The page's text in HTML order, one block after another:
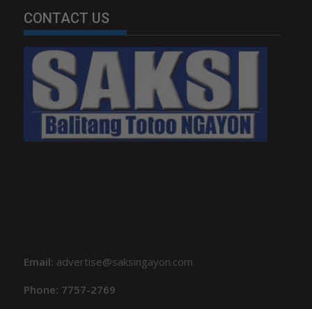
CONTACT US
Email: advertise@saksingayon.com
Phone: 7757-2769